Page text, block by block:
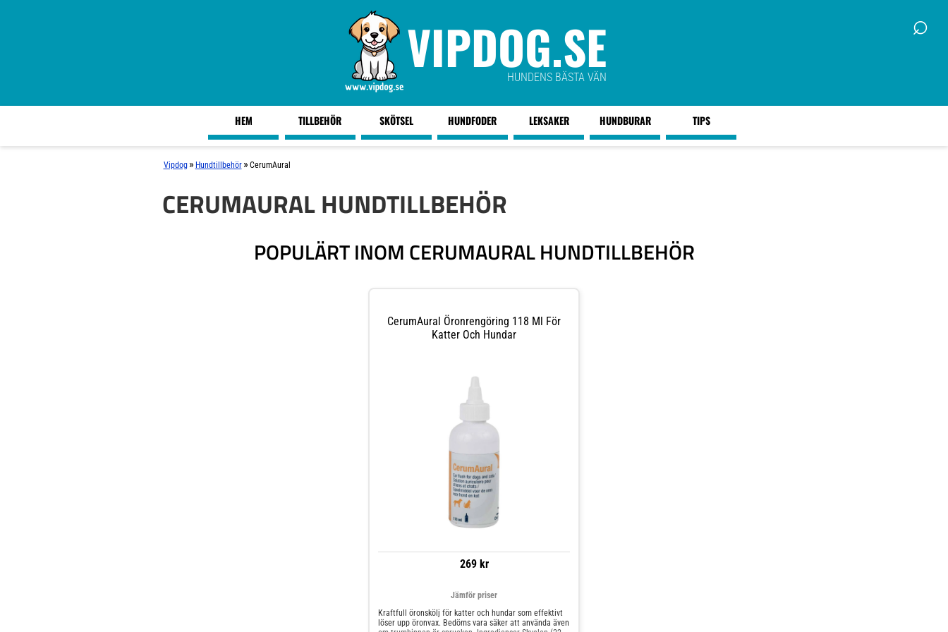
VIPDOG.SE
HUNDENS BÄSTA VÄN
⌕
HEM TILLBEHÖR SKÖTSEL HUNDFODER LEKSAKER HUNDBURAR TIPS
Vipdog » Hundtillbehör » CerumAural
CERUMAURAL HUNDTILLBEHÖR
POPULÄRT INOM CERUMAURAL HUNDTILLBEHÖR
CerumAural Öronrengöring 118 Ml För
Katter Och Hundar
269 kr
Jämför priser
Kraftfull öronskölj för katter och hundar som effektivt
löser upp öronvax. Bedöms vara säker att använda även